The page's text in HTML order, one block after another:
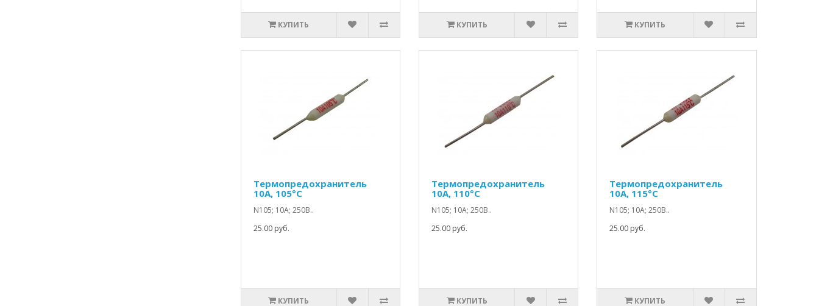
КУПИТЬ КУПИТЬ КУПИТЬ
Термопредохранитель
10A, 105°C
N105; 10А; 250В..
25.00 руб.
КУПИТЬ
Термопредохранитель
10A, 110°C
N105; 10А; 250В..
25.00 руб.
КУПИТЬ
Термопредохранитель
10A, 115°C
N105; 10А; 250В..
25.00 руб.
КУПИТЬ